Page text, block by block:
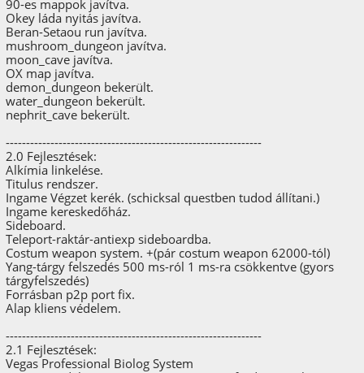
90-es mappok javítva.
Okey láda nyitás javítva.
Beran-Setaou run javítva.
mushroom_dungeon javítva.
moon_cave javítva.
OX map javítva.
demon_dungeon bekerült.
water_dungeon bekerült.
nephrit_cave bekerült.
---------------------------------------------------------------
2.0 Fejlesztések:
Alkímia linkelése.
Titulus rendszer.
Ingame Végzet kerék. (schicksal questben tudod állítani.)
Ingame kereskedőház.
Sideboard.
Teleport-raktár-antiexp sideboardba.
Costum weapon system. +(pár costum weapon 62000-tól)
Yang-tárgy felszedés 500 ms-ról 1 ms-ra csökkentve (gyors
tárgyfelszedés)
Forrásban p2p port fix.
Alap kliens védelem.
---------------------------------------------------------------
2.1 Fejlesztések:
Vegas Professional Biolog System